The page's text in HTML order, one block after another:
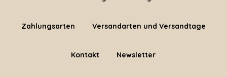
Zahlungsarten Versandarten und Versandtage
Kontakt Newsletter